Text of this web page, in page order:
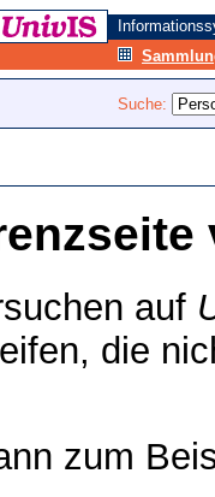
Suche:
auf
die
zum